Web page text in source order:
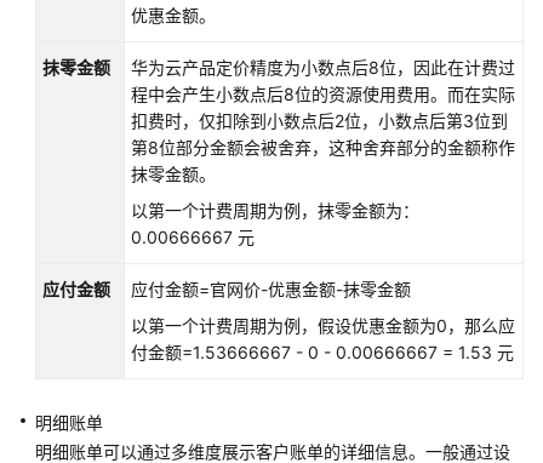
题
除
优惠金额。
抹零金额
华为云产品定价精度为小数点后8位，因此在计费过
程中会产生小数点后8位的资源使用费用。而在实际
扣费时，仅扣除到小数点后2位，小数点后第3位到
第8位部分金额会被舍弃，这种舍弃部分的金额称作
抹零金额。
以第一个计费周期为例，抹零金额为：
0.00666667 元
应付金额
应付金额=官网价-优惠金额-抹零金额
以第一个计费周期为例，假设优惠金额为0，那么应
付金额=1.53666667 - 0 - 0.00666667 = 1.53 元
明细账单
明细账单可以通过多维度展示客户账单的详细信息。一般通过设